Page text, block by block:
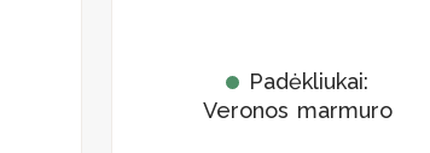
Padėkliukai:
Veronos marmuro